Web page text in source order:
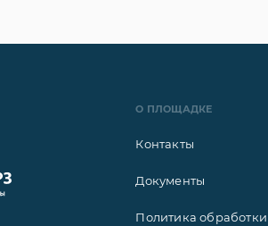
О ПЛОЩАДКЕ
Контакты
Документы
Политика обработки